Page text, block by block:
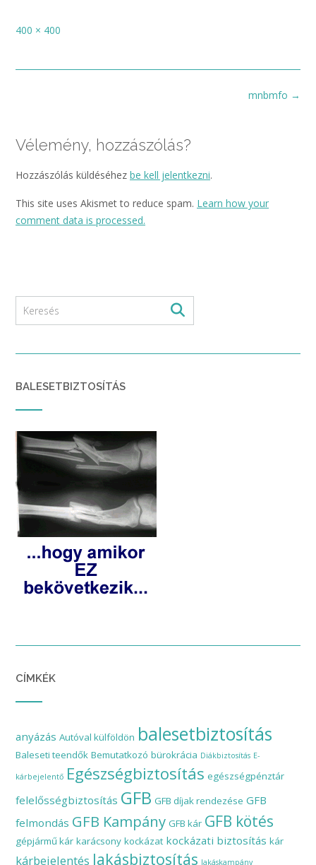
Full
400 × 400
mnbmfo →
Vélemény, hozzászólás?
Hozzászólás küldéséhez be kell jelentkezni.
This site uses Akismet to reduce spam. Learn how your
comment data is processed.
BALESETBIZTOSÍTÁS
CÍMKÉK
anyázás Autóval külföldön balesetbiztosítás
Baleseti teendők Bemutatkozó bürokrácia Diákbiztosítás E-
kárbejelentő Egészségbiztosítás egészségpénztár
felelősségbiztosítás GFB GFB díjak rendezése GFB
felmondás GFB Kampány GFB kár GFB kötés
gépjármű kár karácsony kockázat kockázati biztosítás kár
kárbejelentés lakásbiztosítás lakáskampány